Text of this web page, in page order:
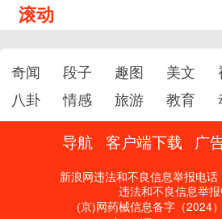
滚动
奇闻 段子 趣图 美文
八卦
情感 旅游 教育
导航 客户端下载 广
新浪网违法和不良信息举报电
违法和不良信息举
(京)网药械信息备字（2024